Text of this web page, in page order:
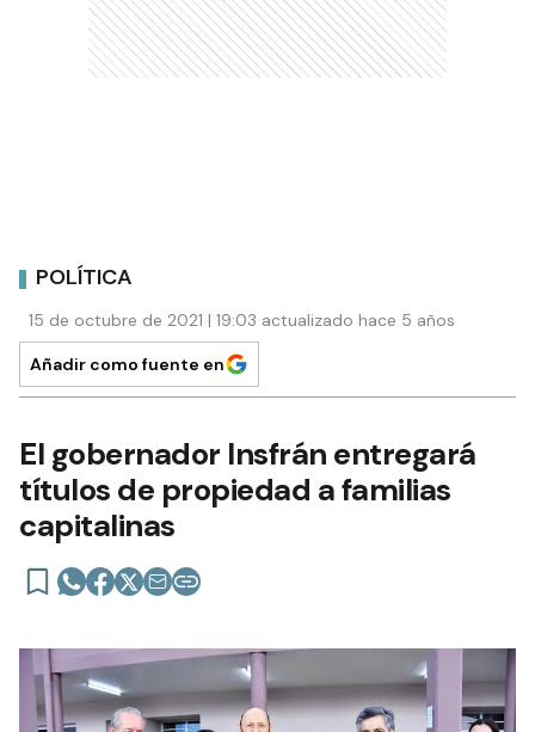
POLÍTICA
15 de octubre de 2021 | 19:03 actualizado hace 5 años
Añadir como fuente en
El gobernador Insfrán entregará
títulos de propiedad a familias
capitalinas